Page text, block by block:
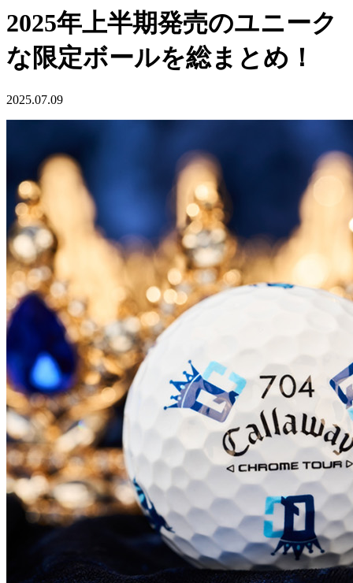
2025年上半期発売のユニーク
な限定ボールを総まとめ！
2025.07.09